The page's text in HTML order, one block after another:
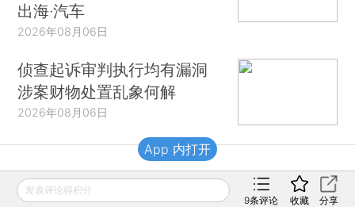
出海·汽车
2026年08月06日
侦查起诉审判执行均有漏洞
涉案财物处置乱象何解
2026年08月06日
财新移动
发表评论得积分
9条评论 收藏 分享
App 内打开